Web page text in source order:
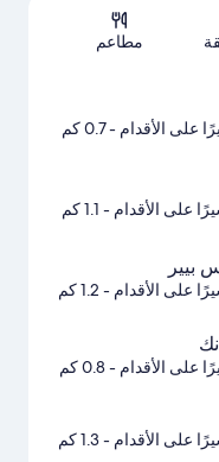
مطاعم
- 0.7 كم
- 1.1 كم
بيير
- 1.2 كم
- 0.8 كم
- 1.3 كم